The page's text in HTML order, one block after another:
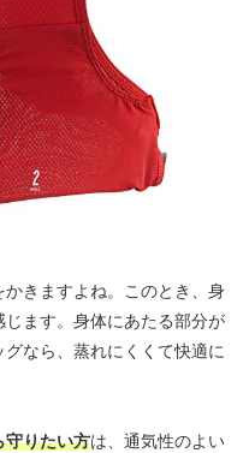
きますよね。このとき、身
ます。身体にあたる部分が
なら、蒸れにくくて快適に
守りたい方は、通気性のよい